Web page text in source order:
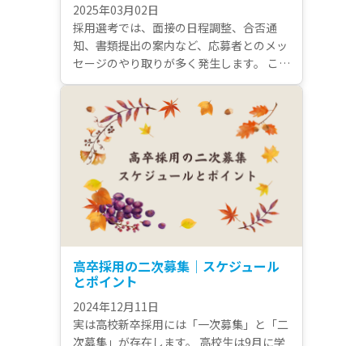
2025年03月02日
採用選考では、面接の日程調整、合否通
知、書類提出の案内など、応募者とのメッ
セージのやり取りが多く発生します。 これ
らのやり取りは、応募者の企業に対する印
象に関わるので、気を抜くのは禁物。 すぐ
に使えるテンプレートを用意しておくこと
で、適切なタイミングを逃さず、質の高い
コミュニケーションを取ることができま
す。
高卒採用の二次募集｜スケジュール
とポイント
2024年12月11日
実は高校新卒採用には「一次募集」と「二
次募集」が存在します。 高校生は9月に学